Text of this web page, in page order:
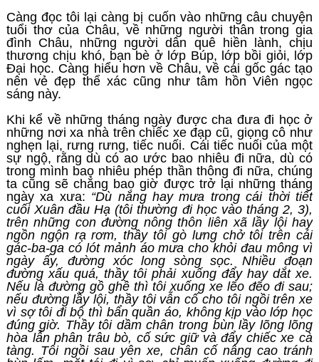
Càng đọc tôi lại càng bị cuốn vào những câu chuyện
tuổi thơ của Châu, về những người thân trong gia
đình Châu, những người dân quê hiền lành, chịu
thương chịu khó, bạn bè ở lớp Búp, lớp bồi giỏi, lớp
Đại học. Càng hiểu hơn về Châu, về cái gốc gác tạo
nên vẻ đẹp thể xác cũng như tâm hồn Viên ngọc
sáng này.
Khi kể về những tháng ngày được cha đưa đi học ở
những nơi xa nhà trên chiếc xe đạp cũ, giọng cô như
nghẹn lại, rưng rưng, tiếc nuối. Cái tiếc nuối của một
sự ngộ, rằng dù có ao ước bao nhiêu đi nữa, dù có
trong mình bao nhiêu phép thần thông đi nữa, chúng
ta cũng sẽ chẳng bao giờ được trở lại những tháng
ngày xa xưa: “Dù nắng hay mưa trong cái thời tiết
cuối Xuân đầu Hạ (tôi thường đi học vào tháng 2, 3),
trên những con đường nông thôn liên xã lầy lội hay
ngồn ngộn rạ rơm, thầy tôi gò lưng chở tôi trên cái
gác-ba-ga có lót mảnh áo mưa cho khỏi đau mông vì
ngày ấy, đường xóc long sòng sọc. Nhiều đoạn
đường xấu quá, thầy tôi phải xuống đẩy hay dắt xe.
Nếu là đường gồ ghề thì tôi xuống xe lẽo đẽo đi sau;
nếu đường lầy lội, thầy tôi vẫn cố cho tôi ngồi trên xe
vì sợ tôi đi bộ thì bẩn quần áo, không kịp vào lớp học
đúng giờ. Thầy tôi dầm chân trong bùn lầy lõng lõng
hòa lẫn phân trâu bò, cố sức giữ và đẩy chiếc xe cà
tàng. Tôi ngồi sau yên xe, chân cố nâng cao tránh